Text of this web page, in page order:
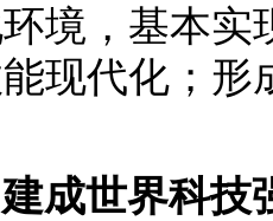
境，基本
现代化；
成世界科技